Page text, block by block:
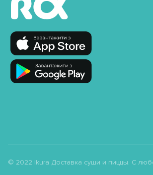
© 2022 Ikura Доставка суши и пиццы. С